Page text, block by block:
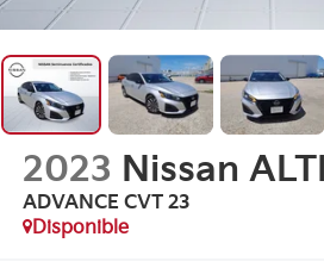
2023 Nissan
ADVANCE CVT 23
Disponible